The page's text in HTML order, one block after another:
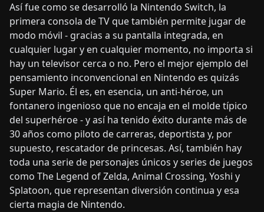
Así fue como se desarrolló la Nintendo Switch, la
primera consola de TV que también permite jugar de
modo móvil - gracias a su pantalla integrada, en
cualquier lugar y en cualquier momento, no importa si
hay un televisor cerca o no. Pero el mejor ejemplo del
pensamiento inconvencional en Nintendo es quizás
Super Mario. Él es, en esencia, un anti-héroe, un
fontanero ingenioso que no encaja en el molde típico
del superhéroe - y así ha tenido éxito durante más de
30 años como piloto de carreras, deportista y, por
supuesto, rescatador de princesas. Así, también hay
toda una serie de personajes únicos y series de juegos
como The Legend of Zelda, Animal Crossing, Yoshi y
Splatoon, que representan diversión continua y esa
cierta magia de Nintendo.